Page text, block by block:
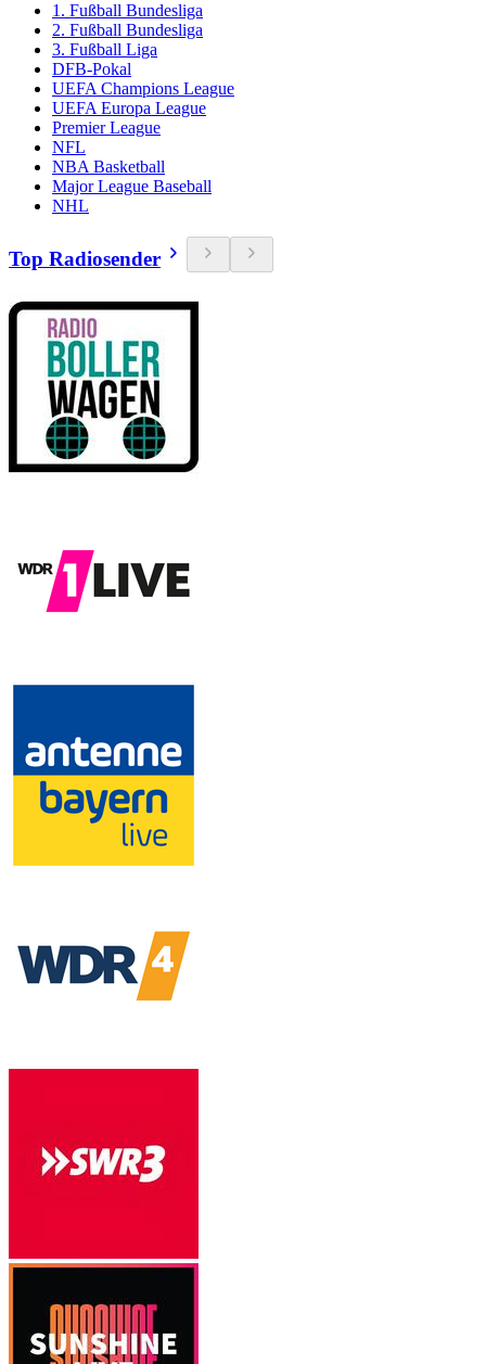
1. Fußball Bundesliga
2. Fußball Bundesliga
3. Fußball Liga
DFB-Pokal
UEFA Champions League
UEFA Europa League
Premier League
NFL
NBA Basketball
Major League Baseball
NHL
Top Radiosender